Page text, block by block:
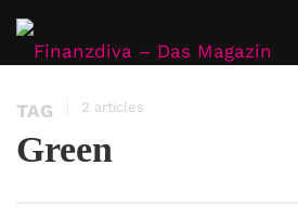
TAG 2 articles
Green